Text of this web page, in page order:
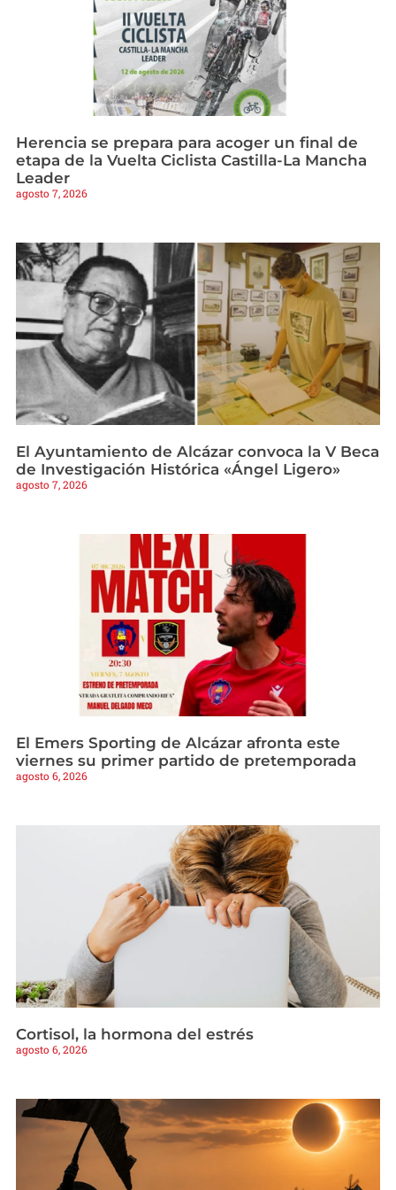
Herencia se prepara para acoger un final de
etapa de la Vuelta Ciclista Castilla-La Mancha
Leader
agosto 7, 2026
El Ayuntamiento de Alcázar convoca la V Beca
de Investigación Histórica «Ángel Ligero»
agosto 7, 2026
El Emers Sporting de Alcázar afronta este
viernes su primer partido de pretemporada
agosto 6, 2026
Cortisol, la hormona del estrés
agosto 6, 2026